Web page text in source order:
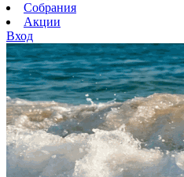
Собрания
Акции
Вход